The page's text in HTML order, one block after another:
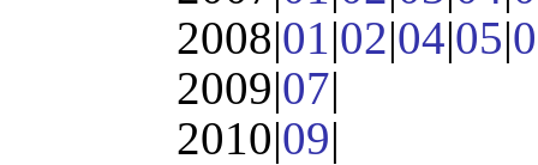
2008|01|02|04|05|
2009|07|
2010|09|